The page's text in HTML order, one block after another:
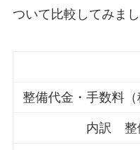
ついて比較してみまし
整備代金・手数料（
内訳 整